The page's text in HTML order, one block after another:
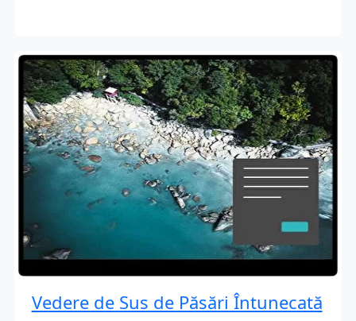
Vedere de Sus de Păsări Întunecată